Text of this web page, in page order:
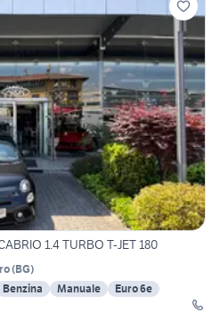
1.4 TURBO T-JET 180
(BG)
Benzina Manuale
Euro 6e